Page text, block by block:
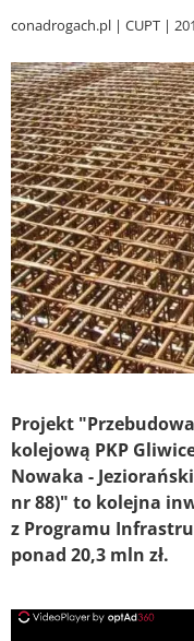
conadrogach.pl CUPT
Projekt
kolejową PKP
Nowaka -
nr 88)" to kolejna
z Programu
ponad 20,3 mln zł.